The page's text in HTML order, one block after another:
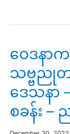
မှ
ရာ
သို့
လမ်းပြ
တရား
(၉)
ဝေဒနာကမ္
သဗ္ဗညု
ဒေသနာ
စခန်း –